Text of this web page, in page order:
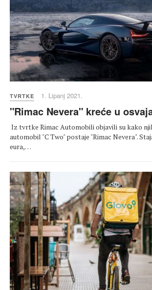
TVRTKE 1. Lipanj 2021.
"Rimac Nevera" kreće u
Iz tvrtke Rimac Automobili objavili su kako
automobil "C Two" postaje "Rimac Nevera".
eura,…